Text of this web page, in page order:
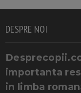
DESPRE NOI
importanta
in limba